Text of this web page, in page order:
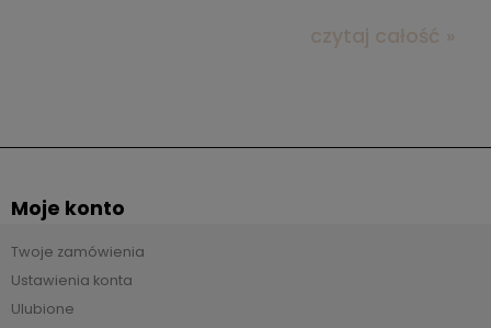
czytaj całość »
Moje konto
Twoje zamówienia
Ustawienia konta
Ulubione